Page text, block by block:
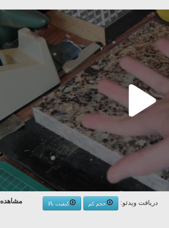
مشاهده 1748 دریافت ویدئو: حجم کم
کیفیت بالا